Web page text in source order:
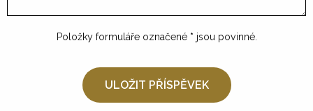
Položky formuláře označené * jsou povinné.